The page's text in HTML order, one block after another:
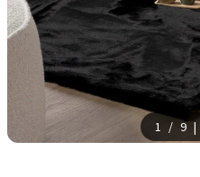
1 / 9 |